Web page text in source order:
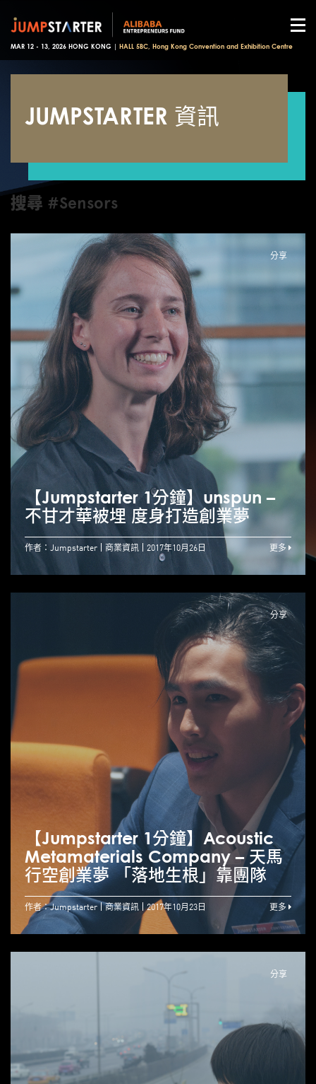
MAR 12 - 13, 2026 HONG KONG | HALL 5BC, Hong Kong Convention and Exhibition Centre
JUMPSTARTER 資訊
搜尋 #Sensors
分享
【Jumpstarter 1分鐘】unspun –
不甘才華被埋 度身打造創業夢
作者：Jumpstarter 商業資訊 2017年10月26日 更多
分享
【Jumpstarter 1分鐘】Acoustic
Metamaterials Company – 天馬
行空創業夢 「落地生根」靠團隊
作者：Jumpstarter 商業資訊 2017年10月23日 更多
分享